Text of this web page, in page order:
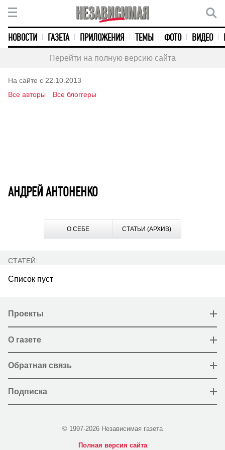
НОВОСТИ ГАЗЕТА ПРИЛОЖЕНИЯ ТЕМЫ ФОТО ВИДЕО
Перейти на полную версию сайта
На сайте с 22.10.2013
Все авторы
Все блоггеры
АНДРЕЙ АНТОНЕНКО
О СЕБЕ СТАТЬИ (АРХИВ)
СТАТЕЙ:
Список пуст
Проекты
О газете
Обратная связь
Подписка
© 1997-2026 Независимая газета
Полная версия сайта